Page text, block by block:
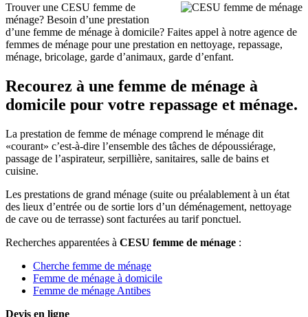
Trouver une CESU femme de
ménage? Besoin d’une prestation
d’une femme de ménage à domicile? Faites appel à notre agence de
femmes de ménage pour une prestation en nettoyage, repassage,
ménage, bricolage, garde d’animaux, garde d’enfant.
Recourez à une femme de ménage à
domicile pour votre repassage et ménage.
La prestation de femme de ménage comprend le ménage dit
«courant» c’est-à-dire l’ensemble des tâches de dépoussiérage,
passage de l’aspirateur, serpillière, sanitaires, salle de bains et
cuisine.
Les prestations de grand ménage (suite ou préalablement à un état
des lieux d’entrée ou de sortie lors d’un déménagement, nettoyage
de cave ou de terrasse) sont facturées au tarif ponctuel.
Recherches apparentées à CESU femme de ménage :
Cherche femme de ménage
Femme de ménage à domicile
Femme de ménage Antibes
Devis en ligne